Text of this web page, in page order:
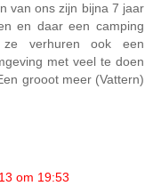
van ons zijn bijna 7 jaar
en daar een camping
ze verhuren ook een
met veel te doen
grooot meer (Vattern)
om 19:53